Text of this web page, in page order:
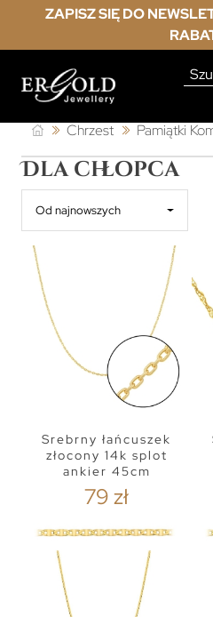
ZAPISZ SIĘ DO
Chrzest Pamiątki
Dla chłopca
Od najnowszych
Srebrny łańcuszek
złocony 14k splot
ankier 45cm
79 zł